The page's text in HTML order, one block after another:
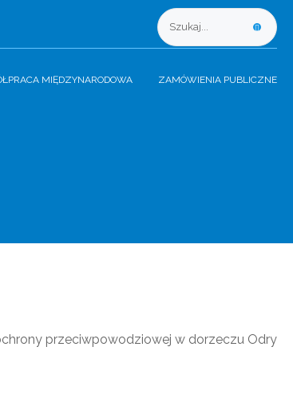
MIĘDZYNARODOWA ZAMÓWIENIA PUBLICZNE
przeciwpowodziowej w dorzeczu Odry